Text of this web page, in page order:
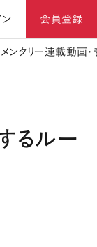
ン 会員登録
メンタリー 連載動画
るルー